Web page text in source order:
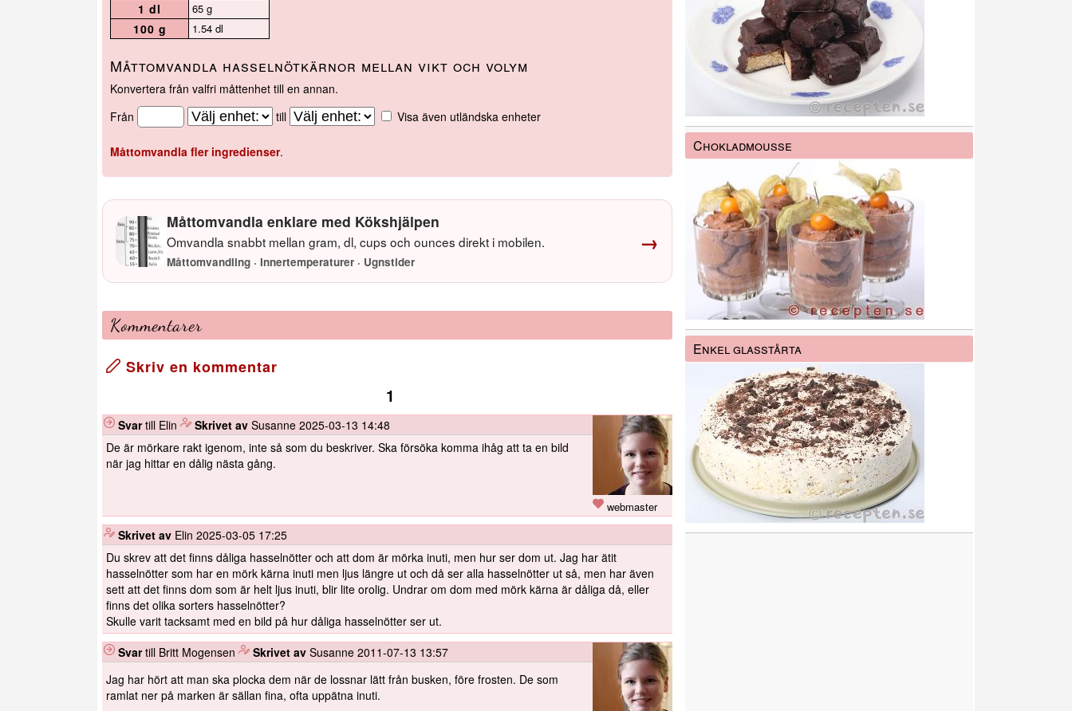
1 dl 65 g
100 g 1.54 dl
Måttomvandla hasselnötkärnor mellan vikt och volym
Konvertera från valfri måttenhet till en annan.
Från
till Visa även utländska enheter
Måttomvandla fler ingredienser.
Måttomvandla enklare med Kökshjälpen
Omvandla snabbt mellan gram, dl, cups och ounces direkt i mobilen.
Måttomvandling · Innertemperaturer · Ugnstider
→
Kommentarer
Skriv en kommentar
1
webmaster
Svartill Elin Skrivet av Susanne 2025-03-13 14:48
De är mörkare rakt igenom, inte så som du beskriver. Ska försöka komma ihåg att ta en bild
när jag hittar en dålig nästa gång.
Skrivet av Elin 2025-03-05 17:25
Du skrev att det finns dåliga hasselnötter och att dom är mörka inuti, men hur ser dom ut. Jag har ätit
hasselnötter som har en mörk kärna inuti men ljus längre ut och då ser alla hasselnötter ut så, men har även
sett att det finns dom som är helt ljus inuti, blir lite orolig. Undrar om dom med mörk kärna är dåliga då, eller
finns det olika sorters hasselnötter?
Skulle varit tacksamt med en bild på hur dåliga hasselnötter ser ut.
Svartill Britt Mogensen Skrivet av Susanne 2011-07-13 13:57
Jag har hört att man ska plocka dem när de lossnar lätt från busken, före frosten. De som
ramlat ner på marken är sällan fina, ofta uppätna inuti.
Chokladmousse
Enkel glasstårta